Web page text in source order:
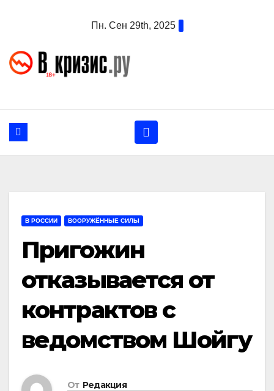
Пн. Сен 29th, 2025
В РОССИИ ВООРУЖЁННЫЕ СИЛЫ
Пригожин
отказывается от
контрактов с
ведомством Шойгу
От Редакция